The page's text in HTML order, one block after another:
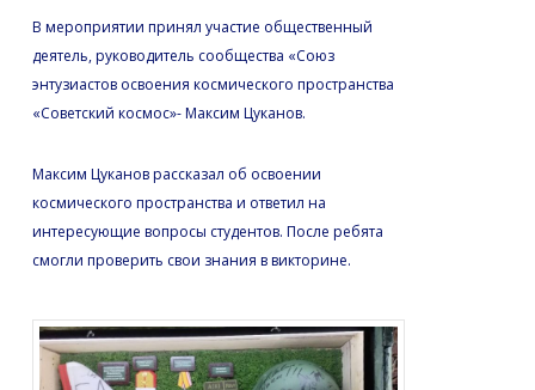
В мероприятии принял участие общественный
деятель, руководитель сообщества «Союз
энтузиастов освоения космического пространства
«Советский космос»- Максим Цуканов.
Максим Цуканов рассказал об освоении
космического пространства и ответил на
интересующие вопросы студентов. После ребята
смогли проверить свои знания в викторине.